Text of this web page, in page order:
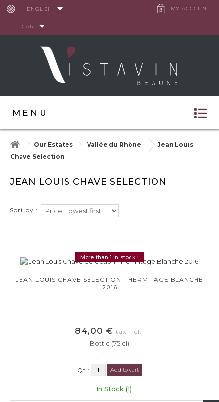
MY ACCOUNT
ENGLISH
CART
MENU
Our Estates Vallée du Rhône
Jean Louis
Chave Selection
JEAN LOUIS CHAVE SELECTION
Sort by :
More than 1 in stock !
JEAN LOUIS CHAVE SELECTION - HERMITAGE BLANCHE
2016
84,00 € tax incl.
Bottle (75 cl)
Qt : Add to cart
In Stock (1)
Cookies management panel